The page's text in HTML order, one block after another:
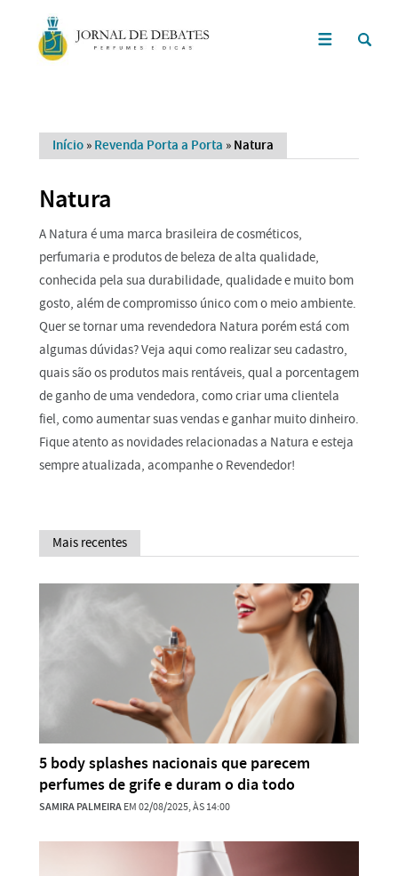
Início » Revenda Porta a Porta » Natura
Natura
A Natura é uma marca brasileira de cosméticos,
perfumaria e produtos de beleza de alta qualidade,
conhecida pela sua durabilidade, qualidade e muito bom
gosto, além de compromisso único com o meio ambiente.
Quer se tornar uma revendedora Natura porém está com
algumas dúvidas? Veja aqui como realizar seu cadastro,
quais são os produtos mais rentáveis, qual a porcentagem
de ganho de uma vendedora, como criar uma clientela
fiel, como aumentar suas vendas e ganhar muito dinheiro.
Fique atento as novidades relacionadas a Natura e esteja
sempre atualizada, acompanhe o Revendedor!
Mais recentes
5 body splashes nacionais que parecem
perfumes de grife e duram o dia todo
SAMIRA PALMEIRAEM 02/08/2025, ÀS 14:00